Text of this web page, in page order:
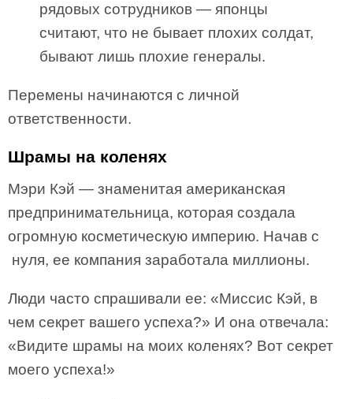
рядовых сотрудников — японцы
считают, что не бывает плохих солдат,
бывают лишь плохие генералы.
Перемены начинаются с личной
ответственности.
Шрамы на коленях
Мэри Кэй — знаменитая американская
предпринимательница, которая создала
огромную косметическую империю. Начав с
нуля, ее компания заработала миллионы.
Люди часто спрашивали ее: «Миссис Кэй, в
чем секрет вашего успеха?» И она отвечала:
«Видите шрамы на моих коленях? Вот секрет
моего успеха!»